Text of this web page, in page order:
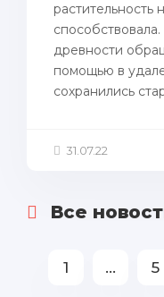
растительность
древности
помощью в
сохранились
31.07.22
Все
1 ... 5